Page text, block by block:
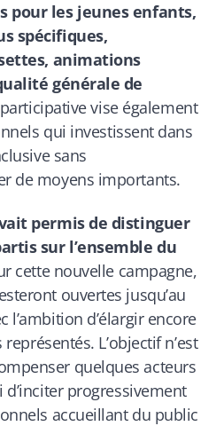
pour les jeunes enfants,
spécifiques,
animations
générale de
vise également
qui investissent dans
sans
de moyens importants.
permis de distinguer
sur l’ensemble du
cette nouvelle campagne,
ouvertes jusqu’au
l’ambition d’élargir encore
L’objectif n’est
quelques acteurs
progressivement
accueillant du public